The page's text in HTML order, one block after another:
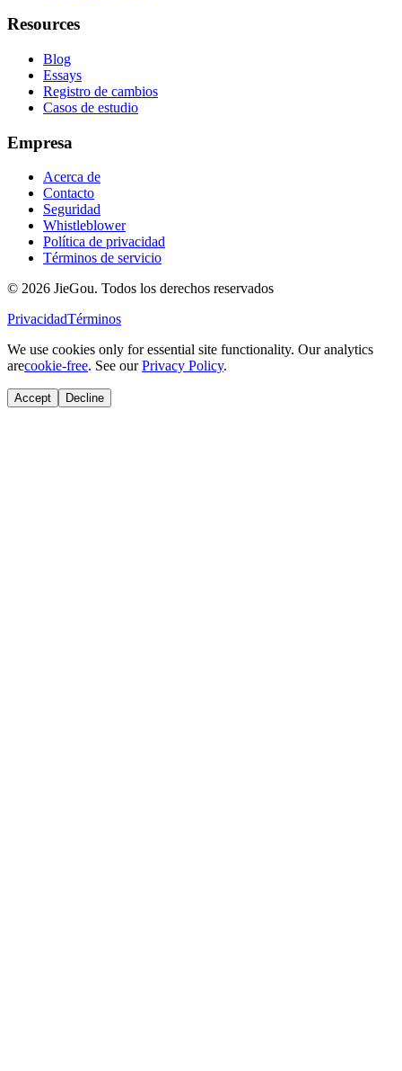
Resources
Blog
Essays
Registro de cambios
Casos de estudio
Empresa
Acerca de
Contacto
Seguridad
Whistleblower
Política de privacidad
Términos de servicio
© 2026 JieGou. Todos los derechos reservados
PrivacidadTérminos
We use cookies only for essential site functionality. Our analytics
arecookie-free. See ourPrivacy Policy.
Accept Decline